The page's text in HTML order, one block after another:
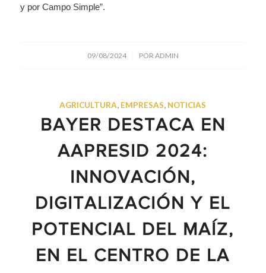
y por Campo Simple”.
09/08/2024
/ POR ADMIN
AGRICULTURA, EMPRESAS, NOTICIAS
BAYER DESTACA EN
AAPRESID 2024:
INNOVACIÓN,
DIGITALIZACIÓN Y EL
POTENCIAL DEL MAÍZ,
EN EL CENTRO DE LA